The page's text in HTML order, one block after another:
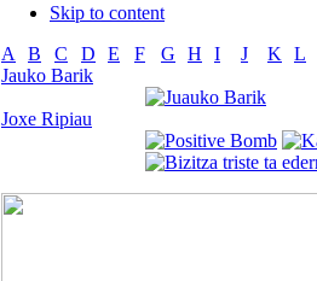
Skip to content
A
B C D E F G H I J K L
Jauko Barik
Joxe Ripiau